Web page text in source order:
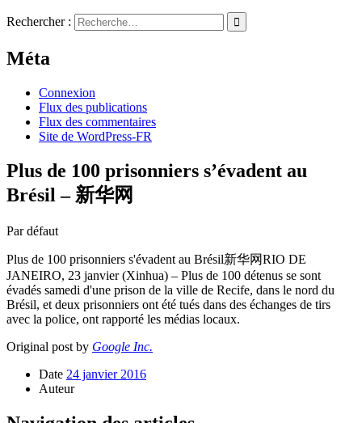
Rechercher :
Méta
Connexion
Flux des publications
Flux des commentaires
Site de WordPress-FR
Plus de 100 prisonniers s’évadent au
Brésil – 新华网
Par défaut
Plus de 100 prisonniers s'évadent au Brésil新华网RIO DE
JANEIRO, 23 janvier (Xinhua) – Plus de 100 détenus se sont
évadés samedi d'une prison de la ville de Recife, dans le nord du
Brésil, et deux prisonniers ont été tués dans des échanges de tirs
avec la police, ont rapporté les médias locaux.
Original post by Google Inc.
Date 24 janvier 2016
Auteur